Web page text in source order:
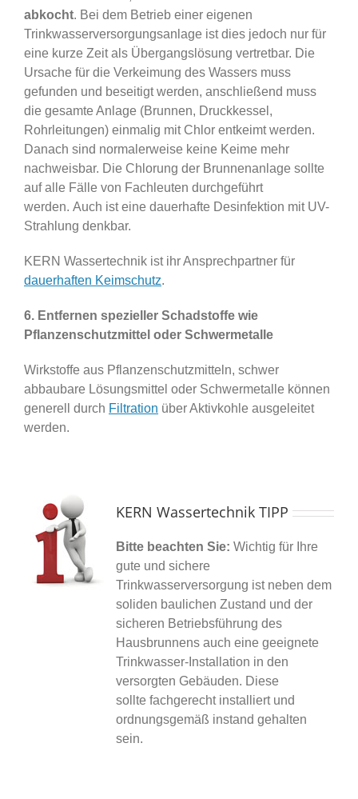
abkocht. Bei dem Betrieb einer eigenen
Trinkwasserversorgungsanlage ist dies jedoch nur für
eine kurze Zeit als Übergangslösung vertretbar. Die
Ursache für die Verkeimung des Wassers muss
gefunden und beseitigt werden, anschließend muss
die gesamte Anlage (Brunnen, Druckkessel,
Rohrleitungen) einmalig mit Chlor entkeimt werden.
Danach sind normalerweise keine Keime mehr
nachweisbar. Die Chlorung der Brunnenanlage sollte
auf alle Fälle von Fachleuten durchgeführt
werden. Auch ist eine dauerhafte Desinfektion mit UV-
Strahlung denkbar.
KERN Wassertechnik ist ihr Ansprechpartner für
dauerhaften Keimschutz.
6. Entfernen spezieller Schadstoffe wie
Pflanzenschutzmittel oder Schwermetalle
Wirkstoffe aus Pflanzenschutzmitteln, schwer
abbaubare Lösungsmittel oder Schwermetalle können
generell durch Filtration über Aktivkohle ausgeleitet
werden.
KERN Wassertechnik TIPP
Bitte beachten Sie: Wichtig für Ihre
gute und sichere
Trinkwasserversorgung ist neben dem
soliden baulichen Zustand und der
sicheren Betriebsführung des
Hausbrunnens auch eine geeignete
Trinkwasser-Installation in den
versorgten Gebäuden. Diese
sollte fachgerecht installiert und
ordnungsgemäß instand gehalten
sein.